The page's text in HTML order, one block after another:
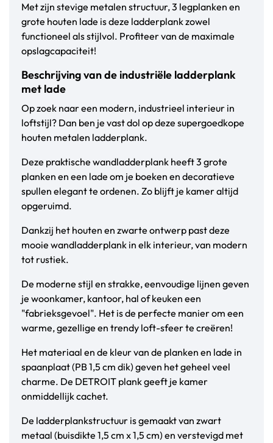
Met zijn stevige metalen structuur, 3 legplanken en
grote houten lade is deze ladderplank zowel
functioneel als stijlvol. Profiteer van de maximale
opslagcapaciteit!
Beschrijving van de industriële ladderplank
met lade
Op zoek naar een modern, industrieel interieur in
loftstijl? Dan ben je vast dol op deze supergoedkope
houten metalen ladderplank.
Deze praktische wandladderplank heeft 3 grote
planken en een lade om je boeken en decoratieve
spullen elegant te ordenen. Zo blijft je kamer altijd
opgeruimd.
Dankzij het houten en zwarte ontwerp past deze
mooie wandladderplank in elk interieur, van modern
tot rustiek.
De moderne stijl en strakke, eenvoudige lijnen geven
je woonkamer, kantoor, hal of keuken een
"fabrieksgevoel". Het is de perfecte manier om een
warme, gezellige en trendy loft-sfeer te creëren!
Het materiaal en de kleur van de planken en lade in
spaanplaat (PB 1,5 cm dik) geven het geheel veel
charme. De DETROIT plank geeft je kamer
onmiddellijk cachet.
De ladderplankstructuur is gemaakt van zwart
metaal (buisdikte 1,5 cm x 1,5 cm) en verstevigd met